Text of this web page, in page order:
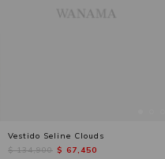
Vestido Seline Clouds
$ 134,900 $ 67,450